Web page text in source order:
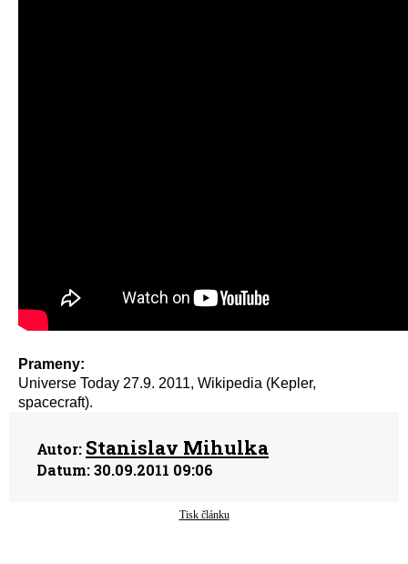
Prameny:
Universe Today 27.9. 2011, Wikipedia (Kepler,
spacecraft).
Autor: Stanislav Mihulka
Datum:30.09.2011 09:06
Tisk článku